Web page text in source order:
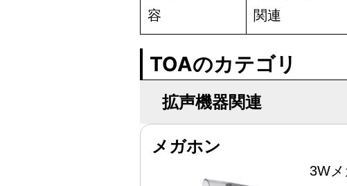
容
関連
TOAのカテゴリ
拡声機器関連
メガホン
3W